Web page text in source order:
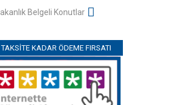
Belgeli Konutlar
KADAR ÖDEME FIRSATI